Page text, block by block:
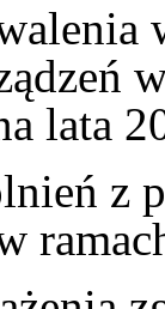
lata
z